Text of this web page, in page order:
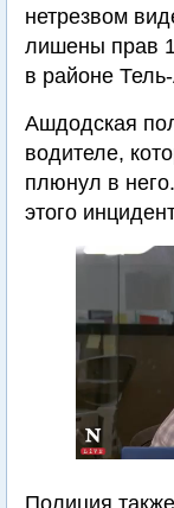
нетрезвом
лишены прав
в районе
Ашдодская
водителе,
плюнул в
этого
Полиция